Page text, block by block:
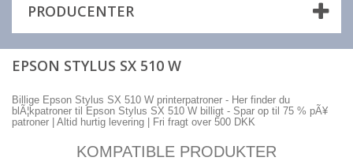
PRODUCENTER
EPSON STYLUS SX 510 W
Billige Epson Stylus SX 510 W printerpatroner - Her finder du
blÃ¦kpatroner til Epson Stylus SX 510 W billigt - Spar op til 75 % pÃ¥
patroner | Altid hurtig levering | Fri fragt over 500 DKK
KOMPATIBLE PRODUKTER